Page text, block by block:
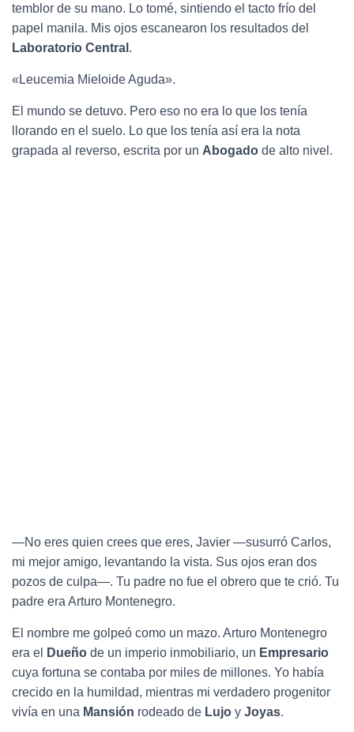
temblor de su mano. Lo tomé, sintiendo el tacto frío del
papel manila. Mis ojos escanearon los resultados del
Laboratorio Central .
«Leucemia Mieloide Aguda».
El mundo se detuvo. Pero eso no era lo que los tenía
llorando en el suelo. Lo que los tenía así era la nota
grapada al reverso, escrita por un Abogado de alto nivel.
—No eres quien crees que eres, Javier —susurró Carlos,
mi mejor amigo, levantando la vista. Sus ojos eran dos
pozos de culpa—. Tu padre no fue el obrero que te crió. Tu
padre era Arturo Montenegro.
El nombre me golpeó como un mazo. Arturo Montenegro
era el
Dueño de un imperio inmobiliario, un Empresario
cuya fortuna se contaba por miles de millones. Yo había
crecido en la humildad, mientras mi verdadero progenitor
vivía en una Mansión rodeado de Lujo y Joyas.